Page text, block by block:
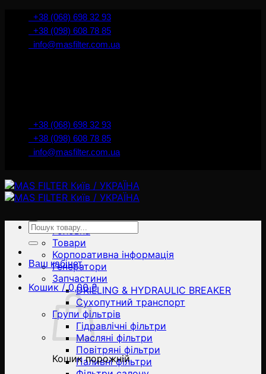
İçeriğe+38 (068) 698 32 93
+38 (098) 608 78 85
info@masfilter.com.ua
+38 (068) 698 32 93
+38 (098) 608 78 85
info@masfilter.com.ua
Головна
Товари
Корпоративна інформація
Генератори
Запчастини
DRILLING & HYDRAULIC BREAKER
Сухопутний транспорт
Групи фільтрів
Гідравлічні фільтри
Масляні фільтри
Повітряні фільтри
Паливні фільтри
Ara:
Ваш кабінет
Кошик /0,00₴
Кошик порожній